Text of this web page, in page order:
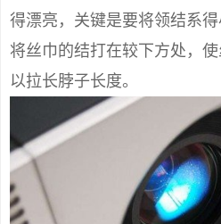
得漂亮，关键是要将领结系
将丝巾的结打在较下方处，
以拉长脖子长度。